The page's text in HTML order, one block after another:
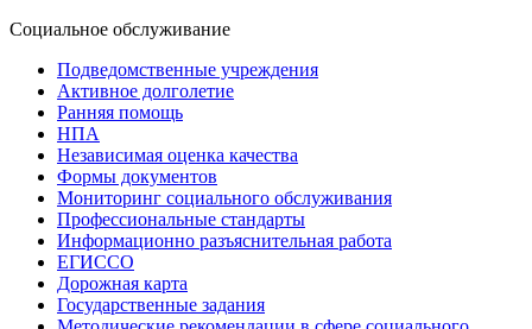
Социальное обслуживание
Подведомственные учреждения
Активное долголетие
Ранняя помощь
НПА
Независимая оценка качества
Формы документов
Мониторинг социального обслуживания
Профессиональные стандарты
Информационно разъяснительная работа
ЕГИССО
Дорожная карта
Государственные задания